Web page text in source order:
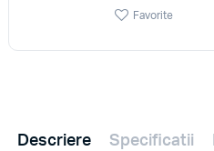
Favorite
Descriere Specificatii